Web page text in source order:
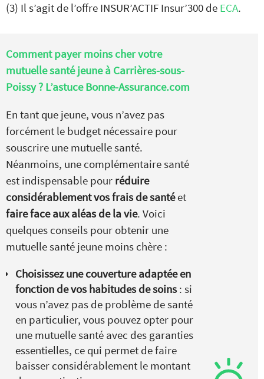
(3) Il s’agit de l’offre INSUR’ACTIF Insur’300 de ECA.
Comment payer moins cher votre
mutuelle santé jeune à Carrières-sous-
Poissy ? L’astuce Bonne-Assurance.com
En tant que jeune, vous n’avez pas
forcément le budget nécessaire pour
souscrire une mutuelle santé.
Néanmoins, une complémentaire santé
est indispensable pour réduire
considérablement vos frais de santéet
faire face aux aléas de la vie. Voici
quelques conseils pour obtenir une
mutuelle santé jeune moins chère :
Choisissez une couverture adaptée en
fonction de vos habitudes de soins : si
vous n’avez pas de problème de santé
en particulier, vous pouvez opter pour
une mutuelle santé avec des garanties
essentielles, ce qui permet de faire
baisser considérablement le montant